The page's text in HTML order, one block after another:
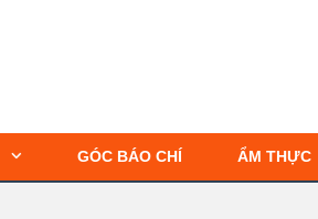
GÓC BÁO CHÍ ẨM THỰC